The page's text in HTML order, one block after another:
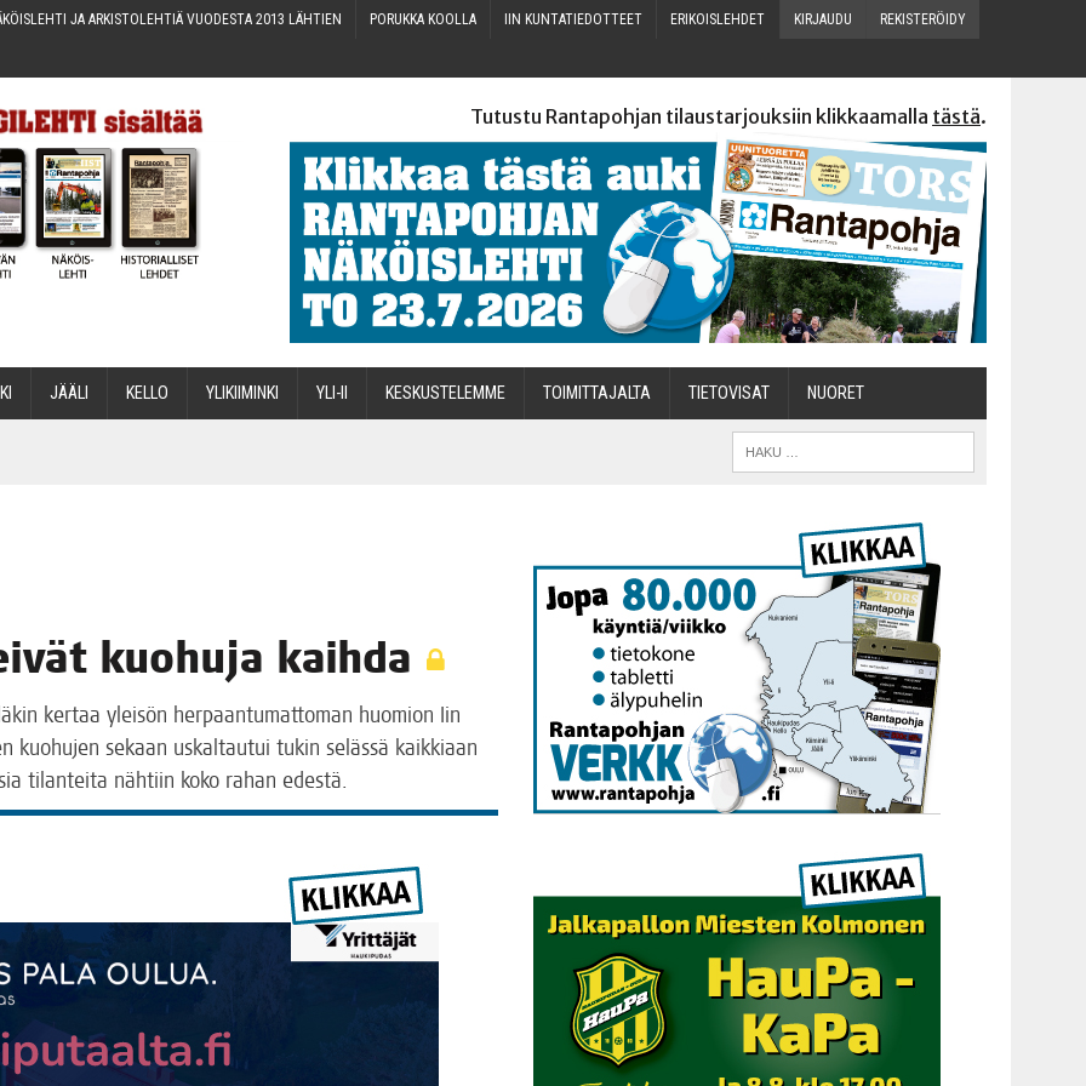
JA ARKIS­TO­LEH­TIÄ VUO­DES­TA 2013 LÄHTIEN PORUK­KA KOOLLA IIN KUN­TA­TIE­DOT­TEET ERI­KOIS­LEH­DET KIR­JAU­DU REKIS­TE­RÖI­DY
Tutustu Rantapohjan tilaustarjouksiin klikkaamalla tästä.
JÄÄ­LI KEL­LO YLI­KII­MIN­KI YLI-II KES­KUS­TE­LEM­ME TOI­MIT­TA­JAL­TA TIETOVISAT NUO­RET
kuo­hu­ja kaihda
ker­taa ylei­sön her­paan­tu­mat­to­man huo­mion Iin
kuo­hu­jen sekaan uskal­tau­tui tukin seläs­sä kaik­ki­aan
tilan­tei­ta näh­tiin koko rahan edestä.